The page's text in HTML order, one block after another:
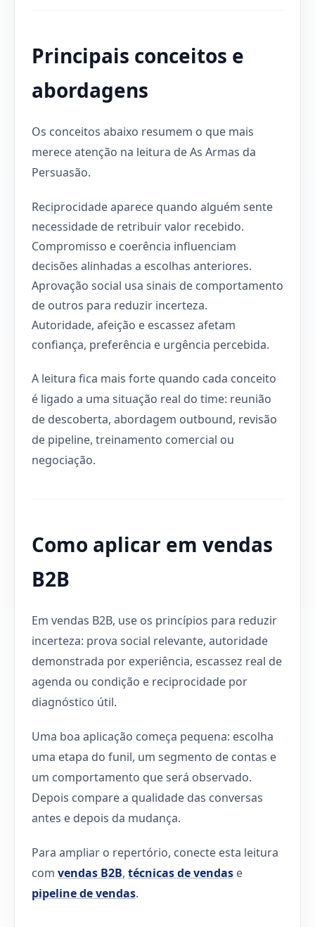
Principais conceitos e
abordagens
Os conceitos abaixo resumem o que mais
merece atenção na leitura de As Armas da
Persuasão.
Reciprocidade aparece quando alguém sente
necessidade de retribuir valor recebido.
Compromisso e coerência influenciam
decisões alinhadas a escolhas anteriores.
Aprovação social usa sinais de comportamento
de outros para reduzir incerteza.
Autoridade, afeição e escassez afetam
confiança, preferência e urgência percebida.
A leitura fica mais forte quando cada conceito
é ligado a uma situação real do time: reunião
de descoberta, abordagem outbound, revisão
de pipeline, treinamento comercial ou
negociação.
Como aplicar em vendas
B2B
Em vendas B2B, use os princípios para reduzir
incerteza: prova social relevante, autoridade
demonstrada por experiência, escassez real de
agenda ou condição e reciprocidade por
diagnóstico útil.
Uma boa aplicação começa pequena: escolha
uma etapa do funil, um segmento de contas e
um comportamento que será observado.
Depois compare a qualidade das conversas
antes e depois da mudança.
Para ampliar o repertório, conecte esta leitura
com vendas B2B, técnicas de vendas e
pipeline de vendas.